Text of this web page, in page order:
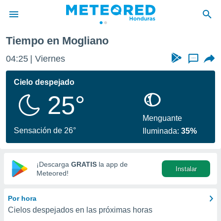
de
ha sido
calidad.
a este
las
y
digital
basada
Tiempo en Mogliano
04:25 Viernes ...
Cielo despejado
25°
Sensación de 26°
Menguante
Iluminada:35%
¡Descarga GRATIS la app de
Meteored!
Instalar
Por hora
Cielos despejados en las próximas horas